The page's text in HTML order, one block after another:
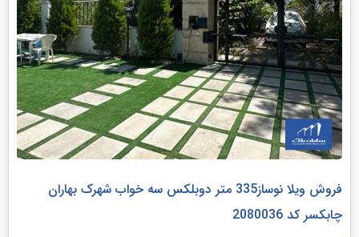
فروش ویلا نوساز335 متر دوبلکس سه خواب شهرک بهاران
چابکسر کد 2080036